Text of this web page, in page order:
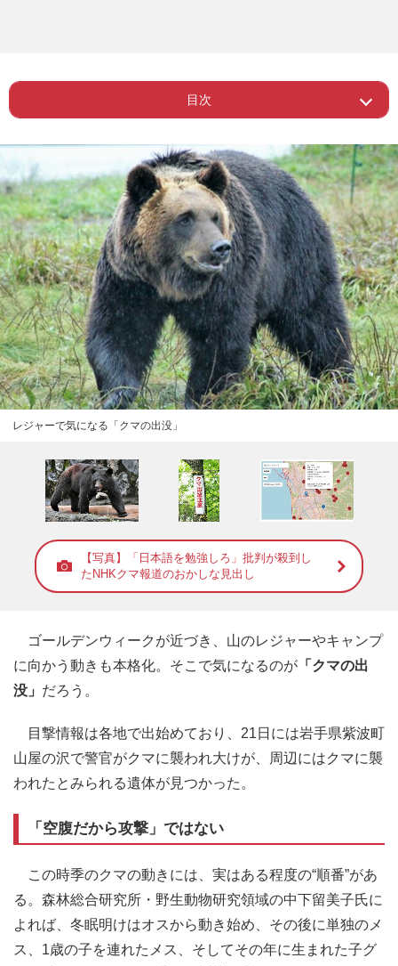
目次
Page 1 ー 「空腹だから攻撃」ではない
Page 2 ー 出会わないための「基本対策」
レジャーで気になる「クマの出没」
【写真】「日本語を勉強しろ」批判が殺到し
たNHKクマ報道のおかしな見出し
ゴールデンウィークが近づき、山のレジャーやキャンプ
に向かう動きも本格化。そこで気になるのが 「クマの出
没」 だろう。
目撃情報は各地で出始めており、21日には岩手県紫波町
山屋の沢で警官がクマに襲われ大けが、周辺にはクマに襲
われたとみられる遺体が見つかった。
「空腹だから攻撃」ではない
この時季のクマの動きには、実はある程度の“順番”があ
る。森林総合研究所・野生動物研究領域の中下留美子氏に
よれば、冬眠明けはオスから動き始め、その後に単独のメ
ス、1歳の子を連れたメス、そしてその年に生まれた子グ